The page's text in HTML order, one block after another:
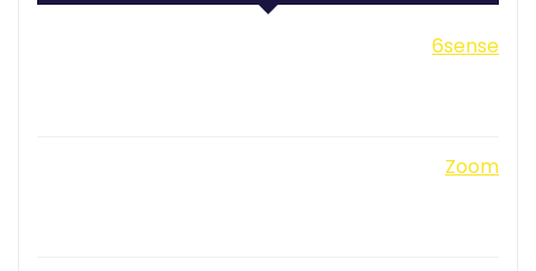
6sense
Zoom